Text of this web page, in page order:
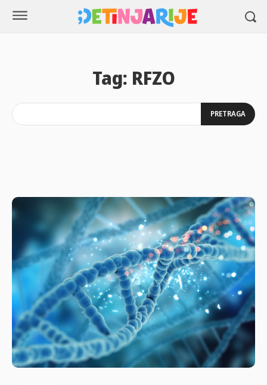
Tag: RFZO
PRETRAGA